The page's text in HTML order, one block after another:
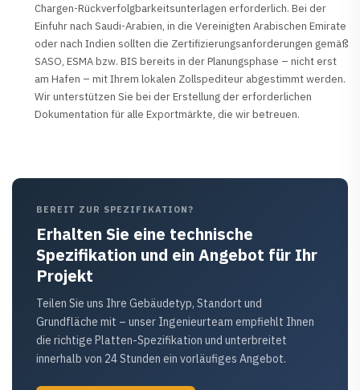
Chargen-Rückverfolgbarkeitsunterlagen erforderlich. Bei der
Einfuhr nach Saudi-Arabien, in die Vereinigten Arabischen Emirate
oder nach Indien sollten die Zertifizierungsanforderungen gemäß
SASO, ESMA bzw. BIS bereits in der Planungsphase – nicht erst
am Hafen – mit Ihrem lokalen Zollspediteur abgestimmt werden.
Wir unterstützen Sie bei der Erstellung der erforderlichen
Dokumentation für alle Exportmärkte, die wir betreuen.
BEREIT ZUR SPEZIFIKATION?
Erhalten Sie eine technische
Spezifikation und ein Angebot für Ihr
Projekt
Teilen Sie uns Ihre Gebäudetyp, Standort und
Grundfläche mit – unser Ingenieurteam empfiehlt Ihnen
die richtige Platten-Spezifikation und unterbreitet
innerhalb von 24 Stunden ein vorläufiges Angebot.